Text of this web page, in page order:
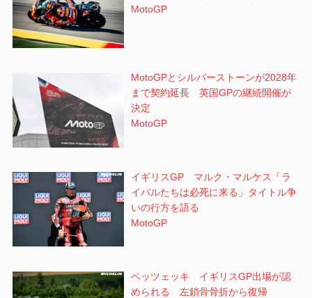
MotoGP
MotoGPとシルバーストーンが2028年
まで契約延長 英国GPの継続開催が
決定
MotoGP
イギリスGP マルク・マルケス「ラ
イバルたちは必死に来る」タイトル争
いの行方を語る
MotoGP
ベッツェッキ イギリスGP出場が認
められる 左鎖骨骨折から復帰